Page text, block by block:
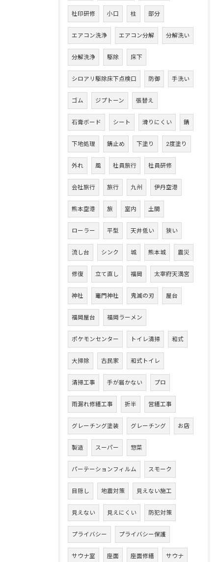
社印研修 小口 柱 部分
エアコン洗浄 エアコン分解 分解洗い
分解洗浄 駆除 床下
シロアリ駆除床下点検口 防御 手洗い
ゴム ジプトーン 張替え
石膏ボード シート 滑りにくい 錆
下地処理 錆止め 下塗り 2度塗り
外れ 風 社員旅行 社員研修
会社旅行 旅行 九州 伊丹空港
熊本空港 旅 室内 土間
ローラー 平型 天井低い 狭い
流し台 シンク 城 熊本城 震災
修復 立て直し 福岡 太宰府天満宮
神社 竈門神社 鬼滅の刃 屋台
福岡屋台 福岡ラーメン
ポケモンセンター トイレ清掃 和式
大掃除 古民家 和式トイレ
清掃工事 手が届かない プロ
雨漏れ修繕工事 折半 営繕工事
グレーチング塗装 グレーチング お店
製造 スーパー 惣菜
パーテーションフィルム スモーク
目隠し 地震対策 見えない施工
見えない 見えにくい 防犯対策
プライバシー プライバシー保護
サウナ室 座面 座面修繕 サウナ